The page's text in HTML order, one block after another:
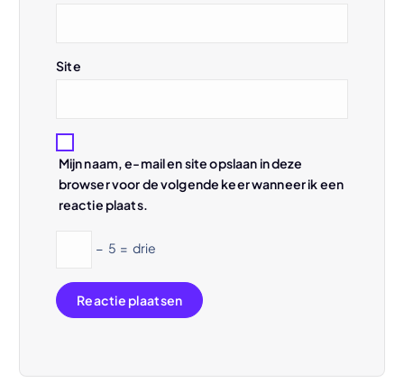
Site
Mijn naam, e-mail en site opslaan in deze
browser voor de volgende keer wanneer ik een
reactie plaats.
− 5 = drie